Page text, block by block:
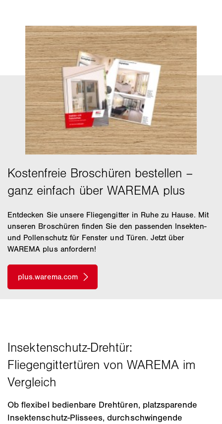
Entdecken Sie unsere Fliegengitter in Ruhe zu Hause. Mit
unseren Broschüren finden Sie den passenden Insekten-
und Pollenschutz für Fenster und Türen. Jetzt über
WAREMA plus anfordern!
Ob flexibel bedienbare Drehtüren, platzsparende
Insektenschutz-Plissees, durchschwingende